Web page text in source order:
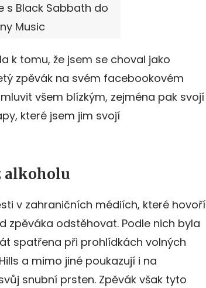
s Black Sabbath do
Music
k tomu, že jsem se choval jako
zpěvák na svém facebookovém
všem blízkým, zejména pak svojí
které jsem jim svojí
alkoholu
v zahraničních médiích, které hovoří
zpěváka odstěhovat. Podle nich byla
spatřena při prohlídkách volných
a mimo jiné poukazují i na
snubní prsten. Zpěvák však tyto